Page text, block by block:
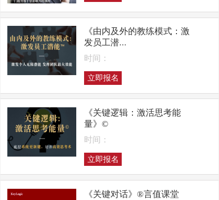
《由内及外的教练模式：激
发员工潜...
时间：
立即报名
《关键逻辑：激活思考能
量》©
时间：
立即报名
《关键对话》®言值课堂